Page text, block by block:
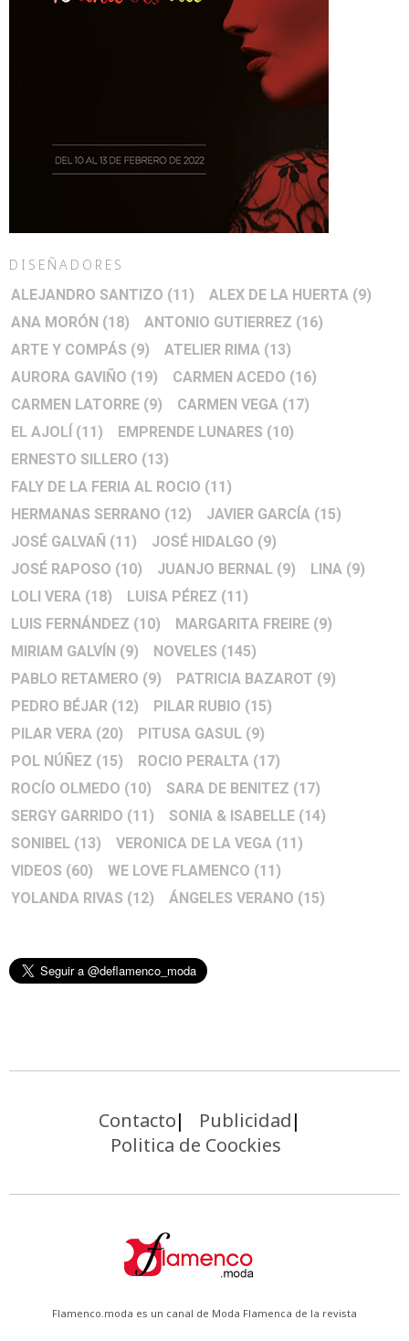
DISEÑADORES
ALEJANDRO SANTIZO (11) ALEX DE LA HUERTA (9)
ANA MORÓN (18) ANTONIO GUTIERREZ (16)
ARTE Y COMPÁS (9) ATELIER RIMA (13)
AURORA GAVIÑO (19) CARMEN ACEDO (16)
CARMEN LATORRE (9) CARMEN VEGA (17)
EL AJOLÍ (11) EMPRENDE LUNARES (10)
ERNESTO SILLERO (13)
FALY DE LA FERIA AL ROCIO (11)
HERMANAS SERRANO (12) JAVIER GARCÍA (15)
JOSÉ GALVAÑ (11) JOSÉ HIDALGO (9)
JOSÉ RAPOSO (10) JUANJO BERNAL (9) LINA (9)
LOLI VERA (18) LUISA PÉREZ (11)
LUIS FERNÁNDEZ (10) MARGARITA FREIRE (9)
MIRIAM GALVÍN (9) NOVELES (145)
PABLO RETAMERO (9) PATRICIA BAZAROT (9)
PEDRO BÉJAR (12) PILAR RUBIO (15)
PILAR VERA (20) PITUSA GASUL (9)
POL NÚÑEZ (15) ROCIO PERALTA (17)
ROCÍO OLMEDO (10) SARA DE BENITEZ (17)
SERGY GARRIDO (11) SONIA & ISABELLE (14)
SONIBEL (13) VERONICA DE LA VEGA (11)
VIDEOS (60) WE LOVE FLAMENCO (11)
YOLANDA RIVAS (12) ÁNGELES VERANO (15)
Contacto
Publicidad
Politica de Coockies
Flamenco.moda es un canal de Moda Flamenca de la revista